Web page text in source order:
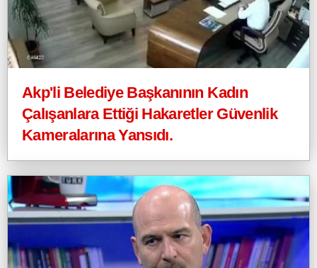
Akp'li Belediye Başkanının Kadın
Çalışanlara Ettiği Hakaretler Güvenlik
Kameralarına Yansıdı.